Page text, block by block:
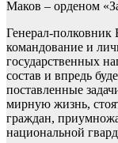
Маков – орденом
Генерал-
командование и
государственных
состав и впредь
поставленные
мирную жизнь,
граждан,
национальной